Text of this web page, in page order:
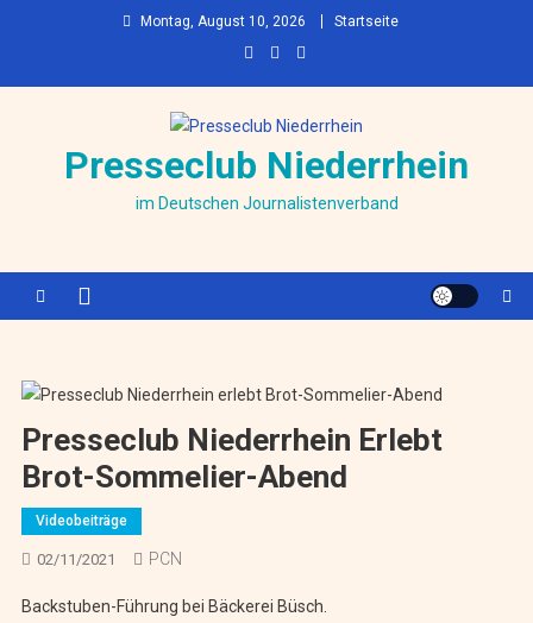
Montag, August 10, 2026 Startseite
Presseclub Niederrhein
im Deutschen Journalistenverband
Presseclub Niederrhein Erlebt
Brot-Sommelier-Abend
Videobeiträge
02/11/2021 PCN
Backstuben-Führung bei Bäckerei Büsch.